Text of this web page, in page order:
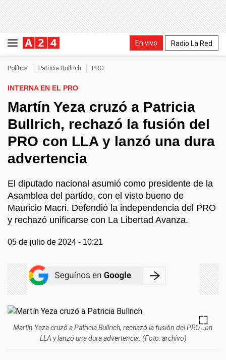
En vivo Radio La Red
Política Patricia Bullrich PRO
INTERNA EN EL PRO
Martín Yeza cruzó a Patricia
Bullrich, rechazó la fusión del
PRO con LLA y lanzó una dura
advertencia
El diputado nacional asumió como presidente de la
Asamblea del partido, con el visto bueno de
Mauricio Macri. Defendió la independencia del PRO
y rechazó unificarse con La Libertad Avanza.
05 de julio de 2024 - 10:21
Martín Yeza cruzó a Patricia Bullrich, rechazó la fusión del PRO con
LLA y lanzó una dura advertencia. (Foto: archivo)